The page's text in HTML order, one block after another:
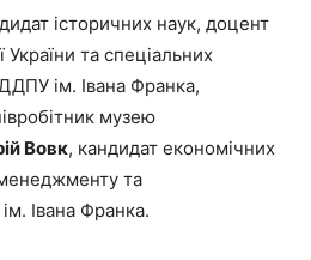
історичних наук, доцент
України та спеціальних
ім. Івана Франка,
музею
Вовк, кандидат економічних
та
Івана Франка.